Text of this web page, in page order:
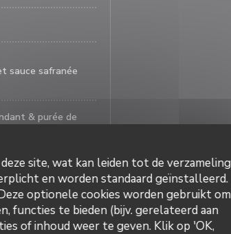
site, wat kan leiden tot de verzameling
en worden standaard geïnstalleerd.
optionele cookies worden gebruikt om
functies te bieden (bijv. gerelateerd aan
of inhoud weer te geven. Klik op 'OK,
sauce safranée
& purée de